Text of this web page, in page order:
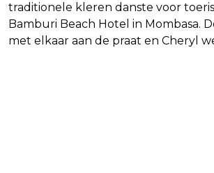
traditionele kleren danste voor
Bamburi Beach Hotel in Mombasa.
met elkaar aan de praat en Cheryl